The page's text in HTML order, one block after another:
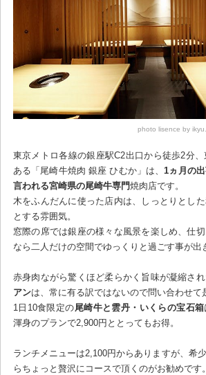
photo lisence by
東京メトロ各線の銀座駅C2出口から徒歩2分
ある「尾崎牛焼肉 銀座 ひむか」は、1ヵ月の
言われる宮崎県の尾崎牛専門焼肉店です。
木をふんだんに使った店内は、しっとりとし
とする雰囲気。
窓際の席では銀座の様々な風景を楽しめ、仕
なら二人だけの空間でゆっくりと過ごす事が出
赤身肉ながら驚くほど柔らかく旨味が凝縮さ
アンは、常に有る訳ではないので問い合わせて
1日10食限定の尾崎牛と雲丹・いくらの宝石箱
渾身のプランで2,900円ととってもお得。
ランチメニューは2,100円からありますが、希
らちょっと贅沢にコースで頂くのがお勧めです。